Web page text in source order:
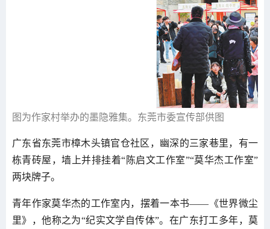
图为作家村举办的墨隐雅集。 东莞市委宣传部供图
广东省东莞市樟木头镇官仓社区，幽深的三家巷里，有一
栋青砖屋，墙上并排挂着“陈启文工作室”“莫华杰工作室”
两块牌子。
青年作家莫华杰的工作室内，摆着一本书——《世界微尘
里》，他称之为“纪实文学自传体”。在广东打工多年，莫